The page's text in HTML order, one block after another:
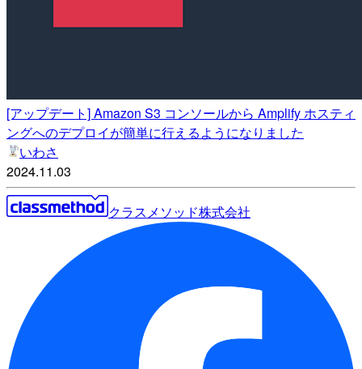
[アップデート] Amazon S3 コンソールから Amplify ホスティ
ングへのデプロイが簡単に行えるようになりました
いわさ
2024.11.03
クラスメソッド株式会社